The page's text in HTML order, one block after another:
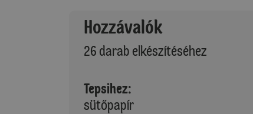
Hozzávalók
26 darab elkészítéséhez
Tepsihez:
sütőpapír